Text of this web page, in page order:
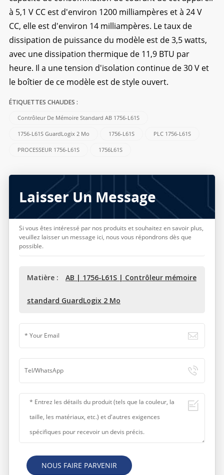
à 5,1 V CC est d'environ 1200 milliampères et à 24 V
CC, elle est d'environ 14 milliampères. Le taux de
dissipation de puissance du modèle est de 3,5 watts,
avec une dissipation thermique de 11,9 BTU par
heure. Il a une tension d'isolation continue de 30 V et
le boîtier de ce modèle est de style ouvert.
ÉTIQUETTES CHAUDES :
Contrôleur De Mémoire Standard AB 1756-L61S
1756-L61S GuardLogix 2 Mo 1756-L61S PLC 1756-L61S
PROCESSEUR 1756-L61S 1756L61S
Laisser Un Message
Si vous êtes intéressé par nos produits et souhaitez en savoir plus,
veuillez laisser un message ici, nous vous répondrons dès que
possible.
Matière : AB | 1756-L61S | Contrôleur mémoire
standard GuardLogix 2 Mo
NOUS FAIRE PARVENIR